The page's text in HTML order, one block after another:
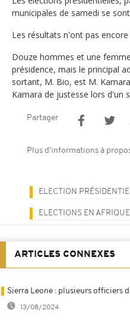
municipales de samedi se
Les résultats n'ont pas
Douze hommes et une
présidence, mais le principal
sortant, M. Bio, est M.
Kamara de justesse lors d'un
Partager
Plus d'informations à
ELECTION
ELECTIONS EN AFRIQUE
ARTICLES CONNEXES
Sierra Leone : plusieurs officiers
13/08/2024